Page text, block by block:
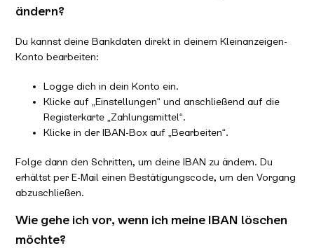
ändern?
Du kannst deine Bankdaten direkt in deinem Kleinanzeigen-
Konto bearbeiten:
Logge dich in dein Konto ein.
Klicke auf „Einstellungen“ und anschließend auf die
Registerkarte „Zahlungsmittel“.
Klicke in der IBAN-Box auf „Bearbeiten“.
Folge dann den Schritten, um deine IBAN zu ändern. Du
erhältst per E-Mail einen Bestätigungscode, um den Vorgang
abzuschließen.
Wie gehe ich vor, wenn ich meine IBAN löschen
möchte?